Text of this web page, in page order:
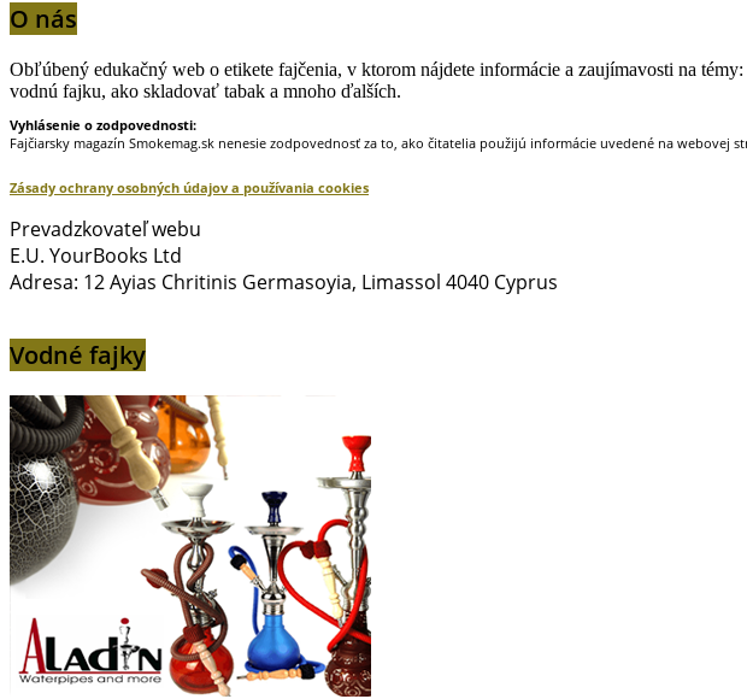
O nás
Obľúbený edukačný web o etikete fajčenia, v ktorom nájdete informácie a zaujímavosti na
vodnú fajku, ako skladovať tabak a mnoho ďalších.
Vyhlásenie o zodpovednosti:
Fajčiarsky magazín Smokemag.sk nenesie zodpovednosť za to, ako čitatelia použijú informácie uvedené na
Zásady ochrany osobných údajov a používania cookies
Prevadzkovateľ webu
E.U. YourBooks Ltd
Adresa: 12 Ayias Chritinis Germasoyia, Limassol 4040 Cyprus
Vodné fajky